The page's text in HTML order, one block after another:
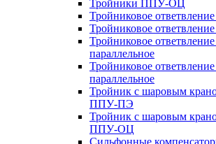
Тройники ППУ-ОЦ
Тройниковое
Тройниковое
Тройниковое
параллельное
Тройниковое
параллельное
Тройник с шаровым
ППУ-ПЭ
Тройник с шаровым
ППУ-ОЦ
Сильфонные